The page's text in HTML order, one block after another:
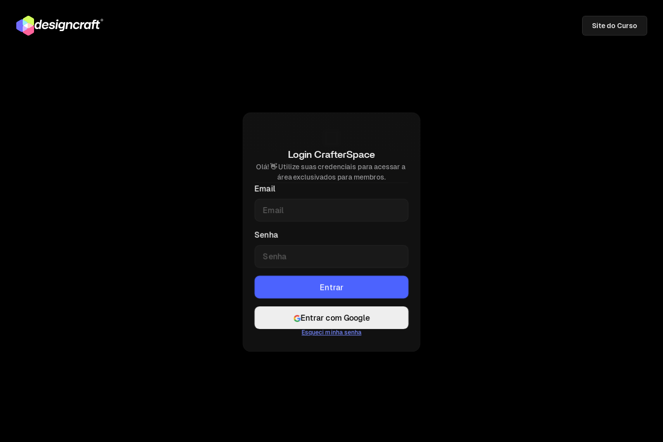
Site do Curso
Login CrafterSpace
Olá! 👋 Utilize suas credenciais para acessar a
área exclusivados para membros.
Email
Senha
Entrar com Google
Esqueci minha senha